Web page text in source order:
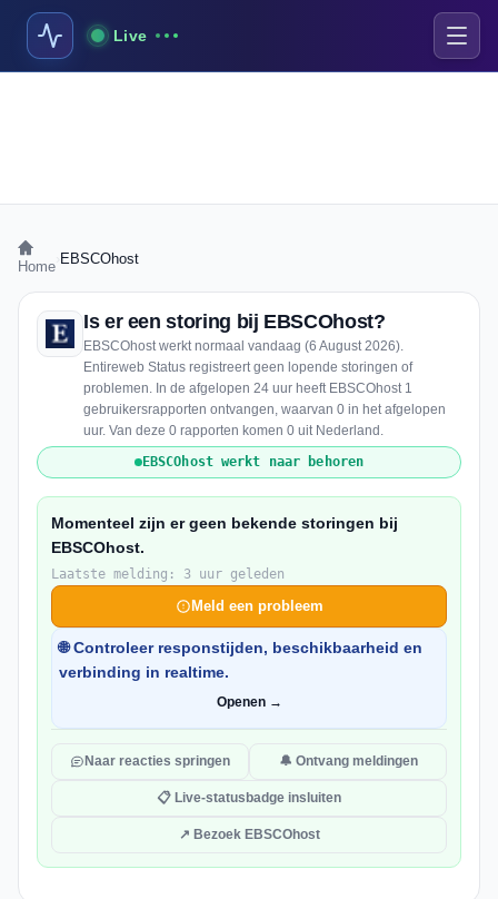
Live
Home EBSCOhost
Is er een storing bij EBSCOhost?
EBSCOhost werkt normaal vandaag (6 August 2026).
Entireweb Status registreert geen lopende storingen of
problemen. In de afgelopen 24 uur heeft EBSCOhost 1
gebruikersrapporten ontvangen, waarvan 0 in het afgelopen
uur. Van deze 0 rapporten komen 0 uit Nederland.
EBSCOhost werkt naar behoren
Momenteel zijn er geen bekende storingen bij
EBSCOhost.
Laatste melding: 3 uur geleden
Meld een probleem
🌐 Controleer responstijden, beschikbaarheid en
verbinding in realtime.
Openen →
Naar reacties springen 🔔 Ontvang meldingen
📋 Live-statusbadge insluiten
↗ Bezoek EBSCOhost